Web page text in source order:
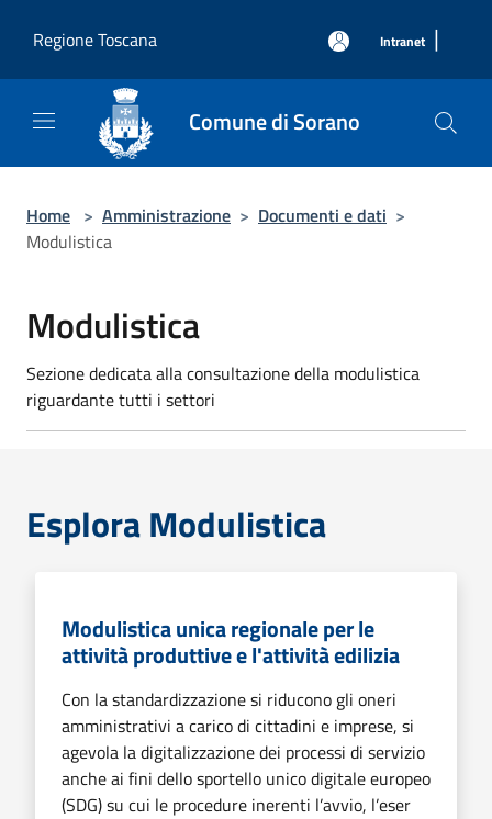
Regione Toscana
Intranet |
Comune di Sorano
Home > Amministrazione > Documenti e dati >
Modulistica
Modulistica
Sezione dedicata alla consultazione della modulistica
riguardante tutti i settori
Esplora Modulistica
Modulistica unica regionale per le
attività produttive e l'attività edilizia
Con la standardizzazione si riducono gli oneri
amministrativi a carico di cittadini e imprese, si
agevola la digitalizzazione dei processi di servizio
anche ai fini dello sportello unico digitale europeo
(SDG) su cui le procedure inerenti l’avvio, l’eser